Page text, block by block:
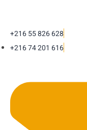
+216 55 826 628
+216 74 201 616